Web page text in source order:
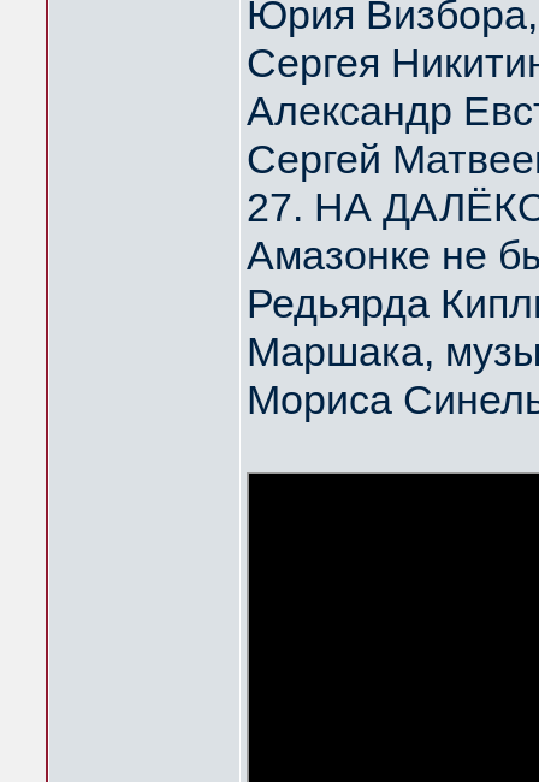
Юрия Визбора,
Сергея
Александр
Сергей
27. НА
Амазонке не
Редьярда
Маршака,
Мориса